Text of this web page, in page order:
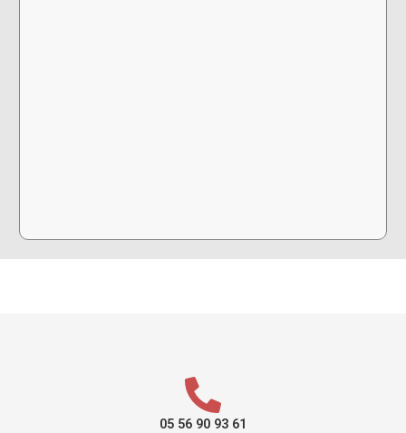
05 56 90 93 61